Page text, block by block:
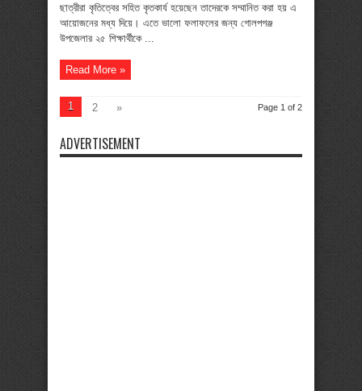
ছাত্রীরা কৃতিত্বের সহিত কৃতকার্য হয়েছেন তাদেরকে সম্মানিত করা হয় এ
আয়োজনের মধ্য দিয়ে। এতে ভালো ফলাফলের জন্য গোলপগঞ্জ
উপজেলার ২৫ শিক্ষার্থীকে ...
Read More »
Page 1 of 2
1 2 »
ADVERTISEMENT